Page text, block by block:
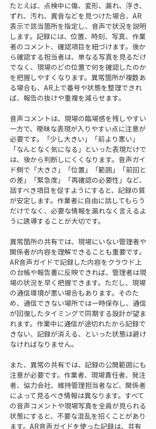
たとえば、点検中に傷、変形、漏れ、浮き、
ずれ、汚れ、異音などを見つけた場合、AR
表示で該当箇所を指定し、音声で状況を説明
します。記録には、位置、時刻、写真、作業
者のコメント、確認項目を紐づけます。後か
ら確認する担当者は、単なる写真を見るだけ
でなく、現場のどの位置で何を確認したのか
を把握しやすくなります。異常箇所が複数あ
る場合も、AR上で番号や状態を整理できれ
ば、報告の抜けや重複を減らせます。
音声コメントは、現場の臨場感を残しやすい
一方で、曖昧な表現が入りやすい点に注意が
必要です。「少し大きい」「前より悪い」
「なんとなく気になる」といった表現だけで
は、後から判断しにくくなります。音声ガイ
ド側で「大きさ」「位置」「範囲」「前回と
の差」「緊急度」「再確認の必要性」など、
話すべき項目を促すようにすると、記録の質
が安定します。作業者に自由に話してもらう
だけでなく、必要な情報を漏れなく言えるよ
うに誘導することが大切です。
異常箇所の共有では、現場にいない管理者や
関係者が内容を理解できることも重要です。
AR音声ガイドで記録した内容をクラウド上
の台帳や報告書に反映できれば、管理者は現
場の状況を早く把握できます。ただし、現場
の通信環境が悪い場合もあります。そのた
め、通信できない場所では一時保存し、通信
が回復したタイミングで同期する設計が望ま
れます。作業中に通信が途切れたから記録で
きない、記録が消える、といった状態は避け
なければなりません。
また、異常の共有では、記録の公開範囲にも
注意が必要です。作業者、現場責任者、発注
者、協力会社、維持管理担当者など、関係者
によって見るべき情報は異なります。すべて
の音声コメントや現場写真を全員が見られる
状態にすると、不要な混乱を招くことがあり
ます。AR音声ガイドを使った記録は、共有